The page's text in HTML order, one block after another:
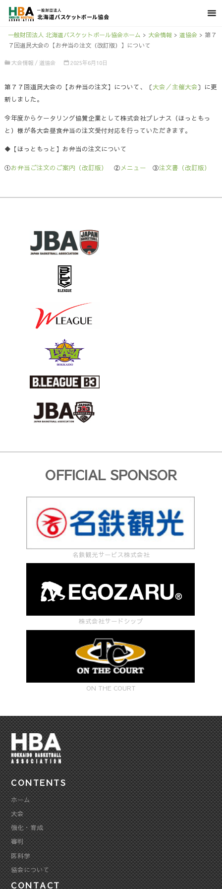
一般財団法人 北海道バスケットボール協会ホーム > 大会情報 > 道協会> 第７
７回道民大会の【お弁当の注文（改訂版）】について
大会情報 / 道協会 2025年6月10日
第７７回道民大会の【お弁当の注文】について、〔大会／主催大会〕に更
新しました。
今年度からケータリング協賛企業として株式会社プレナス（ほっともっ
と）様が各大会昼食弁当の注文受付対応を行っていただきます。
◆【ほっともっと】お弁当の注文について
①お弁当ご注文のご案内（改訂版） ② メニュー ③注文書（改訂版）
OFFICIAL SPONSOR
名鉄観光サービス株式会社
株式会社サードシップ
ON THE COURT
CONTENTS
ホーム
大会
強化・育成
審判
医科学
協会について
CONTACT